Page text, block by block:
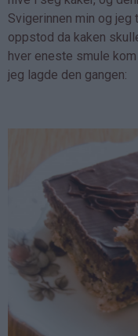
Svigerinnen min og
oppstod da kaken
hver eneste smule
jeg lagde den gangen: